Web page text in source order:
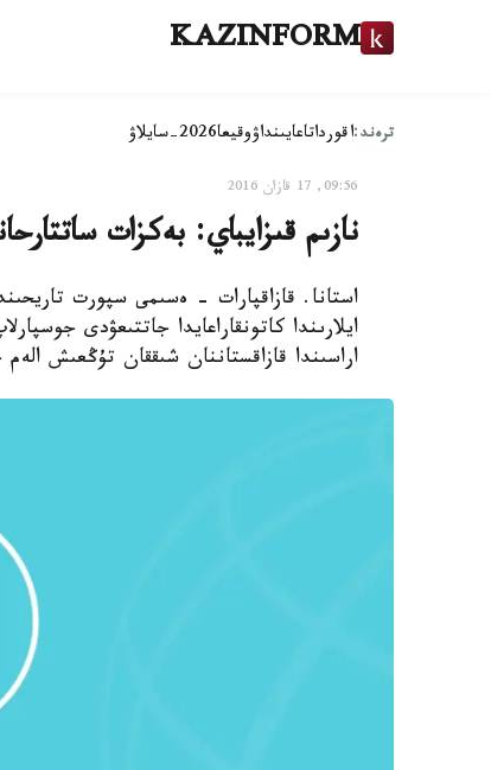
KAZINFORM
ترەند:اقورداتاعايىنداۋوقيعا2026-سايلاۋ
09:56, 17 قازان 2016
نازىم قىزايباي: بەكزات
استانا. قازاقپارات - ەسىمى سپورت
ايلارىندا كاتونقاراعايدا جاتتىعۋدى
اراسىندا قازاقستاننان شىققان تۇڭعىش